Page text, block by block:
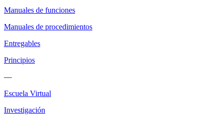
Manuales de funciones
Manuales de procedimientos
Entregables
Principios
—
Escuela Virtual
Investigación